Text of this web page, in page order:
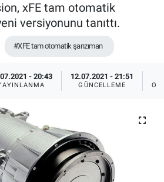
xFE tam otomatik
versiyonunu tanıttı.
#XFE tam otomatik şanzıman
- 20:43 12.07.2021 - 21:51
GÜNCELLEME